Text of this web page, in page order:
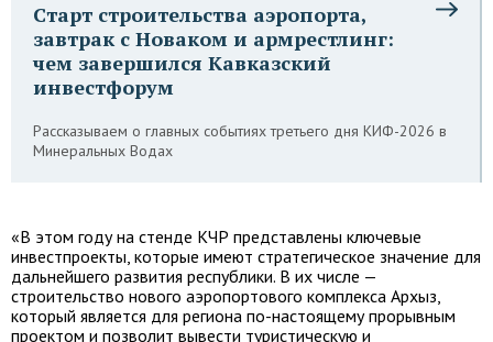
Старт строительства аэропорта,
завтрак с Новаком и армрестлинг:
чем завершился Кавказский
инвестфорум
Рассказываем о главных событиях третьего дня КИФ-2026 в
Минеральных Водах
«В этом году на стенде КЧР представлены ключевые
инвестпроекты, которые имеют стратегическое значение для
дальнейшего развития республики. В их числе —
строительство нового аэропортового комплекса Архыз,
который является для региона по-настоящему прорывным
проектом и позволит вывести туристическую и